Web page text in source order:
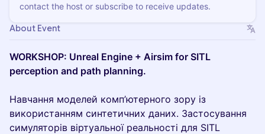
contact the host or subscribe to receive updates.
About Event
WORKSHOP: Unreal Engine + Airsim for SITL
perception and path planning.
Навчання моделей комп’ютерного зору із
використанням синтетичних даних. Застосування
симуляторів віртуальної реальності для SITL